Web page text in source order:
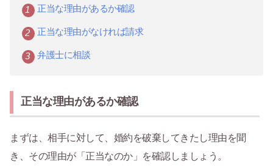
正当な理由があるか確認
正当な理由がなければ請求
弁護士に相談
正当な理由があるか確認
まずは、相手に対して、婚約を破棄してきたし理由を聞
き、その理由が「正当なのか」を確認しましょう。